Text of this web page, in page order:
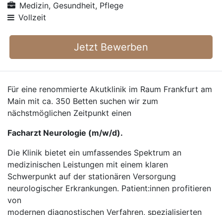
Medizin, Gesundheit, Pflege
Vollzeit
Jetzt Bewerben
Für eine renommierte Akutklinik im Raum Frankfurt am
Main mit ca. 350 Betten suchen wir zum
nächstmöglichen Zeitpunkt einen
Facharzt Neurologie (m/w/d).
Die Klinik bietet ein umfassendes Spektrum an
medizinischen Leistungen mit einem klaren
Schwerpunkt auf der stationären Versorgung
neurologischer Erkrankungen. Patient:innen profitieren
von
modernen diagnostischen Verfahren, spezialisierten